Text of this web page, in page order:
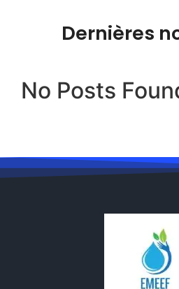
Dernières
No Posts